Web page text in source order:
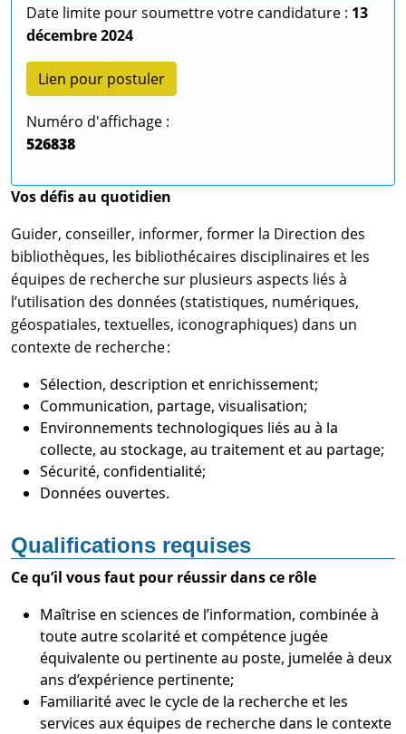
Date limite pour soumettre votre candidature : 13
décembre 2024
Lien pour postuler
Numéro d'affichage :
526838
Vos défis au quotidien
Guider, conseiller, informer, former la Direction des
bibliothèques, les bibliothécaires disciplinaires et les
équipes de recherche sur plusieurs aspects liés à
l’utilisation des données (statistiques, numériques,
géospatiales, textuelles, iconographiques) dans un
contexte de recherche :
Sélection, description et enrichissement;
Communication, partage, visualisation;
Environnements technologiques liés au à la
collecte, au stockage, au traitement et au partage;
Sécurité, confidentialité;
Données ouvertes.
Qualifications requises
Ce qu’il vous faut pour réussir dans ce rôle
Maîtrise en sciences de l’information, combinée à
toute autre scolarité et compétence jugée
équivalente ou pertinente au poste, jumelée à deux
ans d’expérience pertinente;
Familiarité avec le cycle de la recherche et les
services aux équipes de recherche dans le contexte